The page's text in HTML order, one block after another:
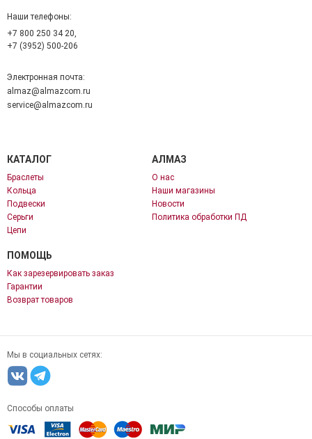
Наши телефоны:
+7 800 250 34 20,
+7 (3952) 500-206
Электронная почта:
almaz@almazcom.ru
service@almazcom.ru
КАТАЛОГ
Браслеты
Кольца
Подвески
Серьги
Цепи
АЛМАЗ
О нас
Наши магазины
Новости
Политика обработки ПД
ПОМОЩЬ
Как зарезервировать заказ
Гарантии
Возврат товаров
Мы в социальных сетях:
Способы оплаты